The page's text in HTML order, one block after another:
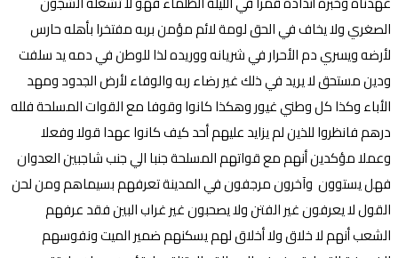
الصغري ولا يخاف في الحق لومة لائم مؤمن بربه مفتخرا بأهله حارس
لأرضه ويسري دم الأحرار في شريانه ووريده لذا للوطن في دمه يد سلفت
ودين مستحق لا يريد في ذلك غير رضاء ربه والوفاء لأرض الجدود ومهد
الأباء وكذا كل وطني غيور وهكذا كانوا وقوفا مع القوات المسلحة فلله
درهم فانظروا للذين لم يزايد عليهم أحد كيف كانوا عهدا قولا وفعلا
وعملا مؤكدين أنهم مع قواتهم المسلحة جنبا الي جنب شاجبين العدوان
فهل يستوون وآخرون مرجفون في المدينة تعرفهم بسيماهم ومن لحن
القول لا يعرفون غير الفتن ولا يصحبون غير غراب البين فقد عرفهم
الشعب أنهم لا خلاق ولا أخلاق لهم يسكنهم ضمير الميت ونفوسهم